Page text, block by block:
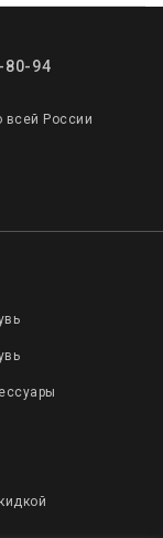
80-94
всей России